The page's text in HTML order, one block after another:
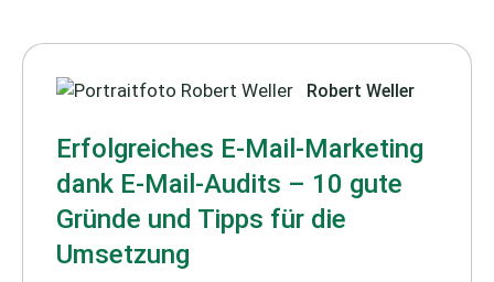
Robert Weller
Erfolgreiches E-Mail-Marketing
dank E-Mail-Audits – 10 gute
Gründe und Tipps für die
Umsetzung